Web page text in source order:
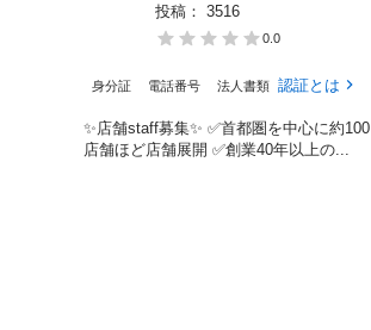
投稿： 3516
0.0
身分証 電話番号 法人書類 認証とは
✨店舗staff募集✨ ✅首都圏を中心に約100
店舗ほど店舗展開 ✅創業40年以上の...